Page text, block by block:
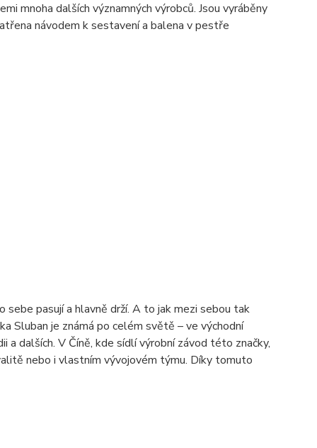
mnoha dalších významných výrobců. Jsou vyráběny
návodem k sestavení a balena v pestře
pasují a hlavně drží. A to jak mezi sebou tak
Sluban je známá po celém světě – ve východní
a dalších. V Číně, kde sídlí výrobní závod této značky,
nebo i vlastním vývojovém týmu. Díky tomuto